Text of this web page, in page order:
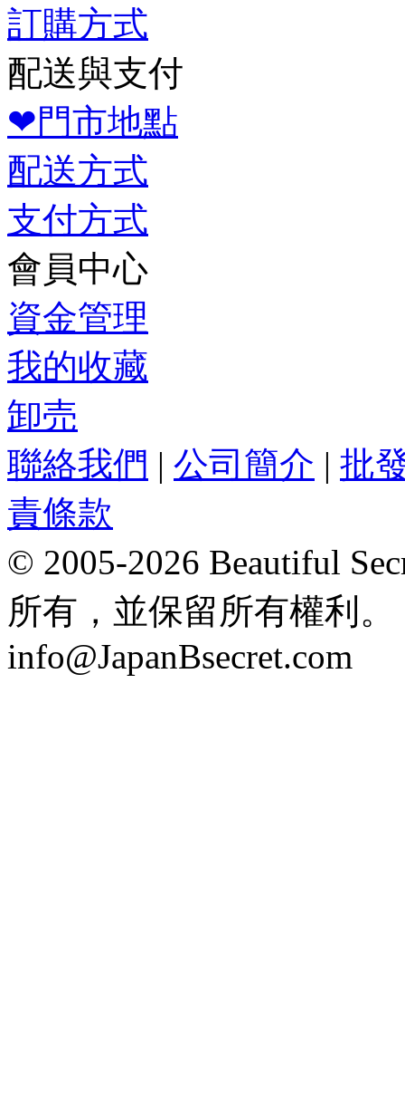
訂購方式
配送與支付
❤門市地點
配送方式
支付方式
會員中心
資金管理
我的收藏
卸売
聯絡我們 | 公司簡介 | 批
責條款
© 2005-2026 Beautiful
所有，並保留所有權利。
info@JapanBsecret.com